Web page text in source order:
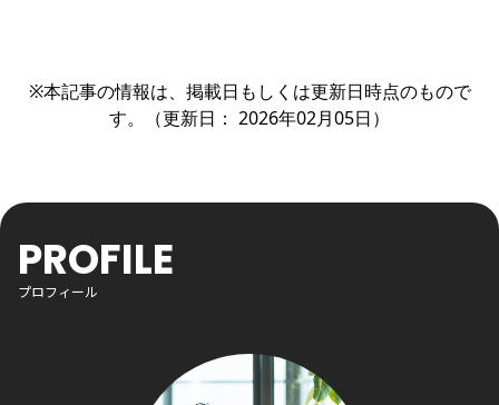
※本記事の情報は、掲載日もしくは更新日時点のもので
す。（更新日： 2026年02月05日）
PROFILE
プロフィール